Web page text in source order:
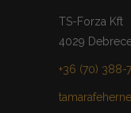
TS-Forza Kft
4029
+36 (70) 388-